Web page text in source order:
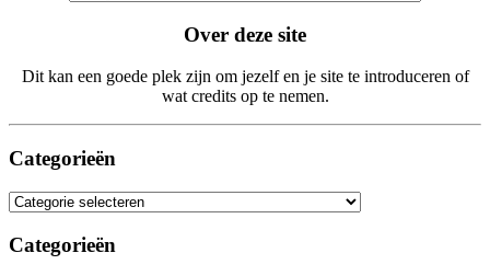
Over deze site
Dit kan een goede plek zijn om jezelf en je site te introduceren of
wat credits op te nemen.
Categorieën
Categorieën
Categorieën